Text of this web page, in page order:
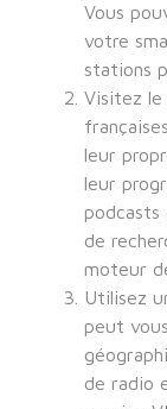
Vous
votre
stations
Visitez
leur
leur
podcasts
de
moteur
Utilisez
peut
de radio